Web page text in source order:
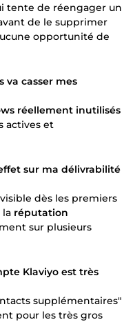
tente de réengager un
de le supprimer
opportunité de
va casser mes
réellement inutilisés
actives et
sur ma délivrabilité
dès les premiers
la réputation
sur plusieurs
Klaviyo est très
supplémentaires"
pour les très gros